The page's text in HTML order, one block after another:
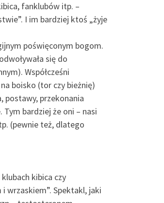
fanklubów itp. –
I im bardziej ktoś „żyje
poświęconym bogom.
się do
Współcześni
boisko (tor czy bieżnię)
postawy, przekonania
bardziej że oni – nasi
(pewnie też, dlatego
kibica czy
wrzaskiem”. Spektakl, jaki